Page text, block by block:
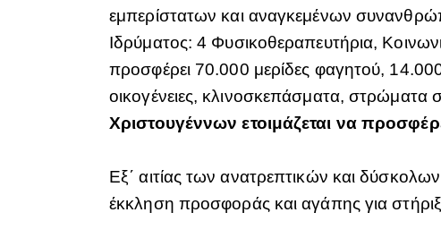
εμπερίστατων και αναγκεμένων
Ιδρύματος: 4 Φυσικοθεραπευτήρια,
προσφέρει 70.000 μερίδες φαγητού,
οικογένειες, κλινοσκεπάσματα, στρώματα
Χριστουγέννων ετοιμάζεται να
Εξ΄ αιτίας των ανατρεπτικών και
έκκληση προσφοράς και αγάπης για